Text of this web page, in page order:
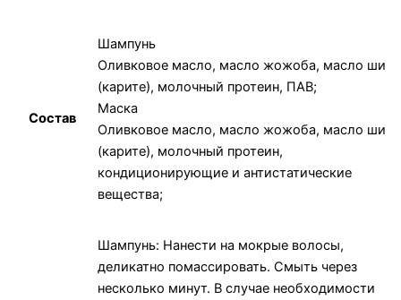
Состав
Шампунь
Оливковое масло, масло жожоба, масло ши
(карите), молочный протеин, ПАВ;
Маска
Оливковое масло, масло жожоба, масло ши
(карите), молочный протеин,
кондиционирующие и антистатические
вещества;
Шампунь: Нанести на мокрые волосы,
деликатно помассировать. Смыть через
несколько минут. В случае необходимости